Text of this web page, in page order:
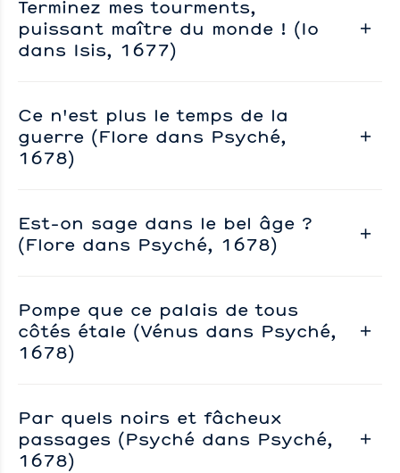
Terminez mes tourments,
puissant maître du monde ! (Io
dans Isis, 1677)
Ce n'est plus le temps de la
guerre (Flore dans Psyché,
1678)
Est-on sage dans le bel âge ?
(Flore dans Psyché, 1678)
Pompe que ce palais de tous
côtés étale (Vénus dans Psyché,
1678)
Par quels noirs et fâcheux
passages (Psyché dans Psyché,
1678)